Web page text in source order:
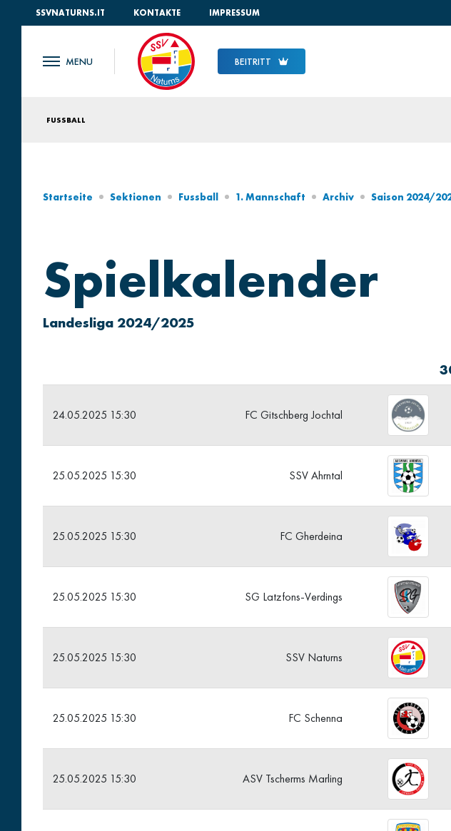
SSVNATURNS.IT KONTAKTE IMPRESSUM
BEITRITT
FUSSBALL
Startseite Sektionen Fussball 1. Mannschaft Archiv Saison 2024/
Spielkalender
Landesliga 2024/2025
24.05.2025 15:30 FC Gitschberg Jochtal
25.05.2025 15:30 SSV Ahrntal
25.05.2025 15:30 FC Gherdeina
25.05.2025 15:30 SG Latzfons-Verdings
25.05.2025 15:30 SSV Naturns
25.05.2025 15:30 FC Schenna
25.05.2025 15:30 ASV Tscherms Marling